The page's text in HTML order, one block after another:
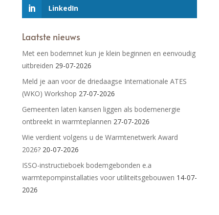
LinkedIn
Laatste nieuws
Met een bodemnet kun je klein beginnen en eenvoudig
uitbreiden 29-07-2026
Meld je aan voor de driedaagse Internationale ATES
(WKO) Workshop 27-07-2026
Gemeenten laten kansen liggen als bodemenergie
ontbreekt in warmteplannen 27-07-2026
Wie verdient volgens u de Warmtenetwerk Award
2026? 20-07-2026
ISSO-instructieboek bodemgebonden e.a
warmtepompinstallaties voor utiliteitsgebouwen 14-07-
2026